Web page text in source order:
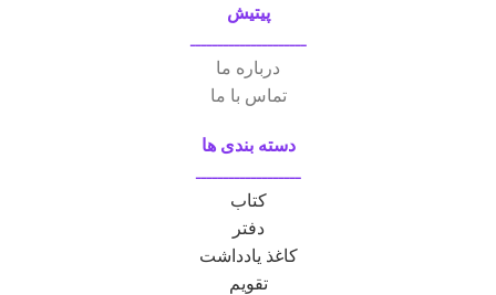
پیتیش
ـــــــــــــــــــــ
درباره ما
تماس با ما
دسته بندی ها
ـــــــــــــــــــ
کتاب
دفتر
کاغذ یادداشت
تقویم